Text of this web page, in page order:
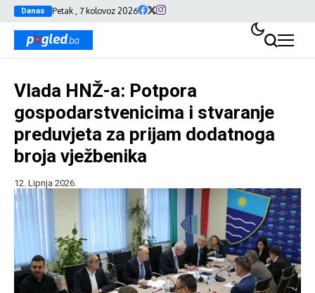
Danas Petak , 7 kolovoz 2026
Vlada HNŽ-a: Potpora
gospodarstvenicima i stvaranje
preduvjeta za prijam dodatnoga
broja vježbenika
12. Lipnja 2026.